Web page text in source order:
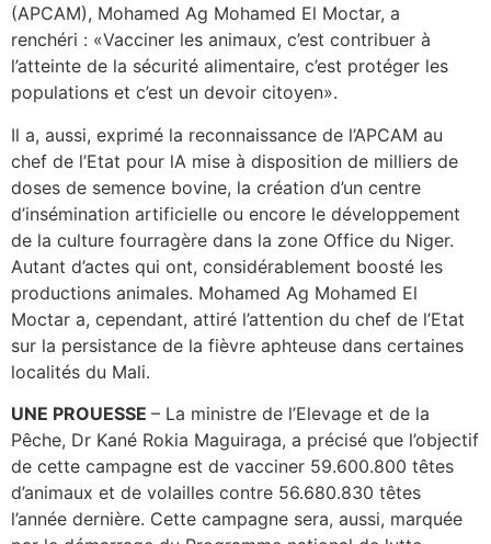
(APCAM), Mohamed Ag Mohamed El Moctar, a
renchéri : «Vacciner les animaux, c’est contribuer à
l’atteinte de la sécurité alimentaire, c’est protéger les
populations et c’est un devoir citoyen».
Il a, aussi, exprimé la reconnaissance de l’APCAM au
chef de l’Etat pour lA mise à disposition de milliers de
doses de semence bovine, la création d’un centre
d’insémination artificielle ou encore le développement
de la culture fourragère dans la zone Office du Niger.
Autant d’actes qui ont, considérablement boosté les
productions animales. Mohamed Ag Mohamed El
Moctar a, cependant, attiré l’attention du chef de l’Etat
sur la persistance de la fièvre aphteuse dans certaines
localités du Mali.
UNE PROUESSE – La ministre de l’Elevage et de la
Pêche, Dr Kané Rokia Maguiraga, a précisé que l’objectif
de cette campagne est de vacciner 59.600.800 têtes
d’animaux et de volailles contre 56.680.830 têtes
l’année dernière. Cette campagne sera, aussi, marquée